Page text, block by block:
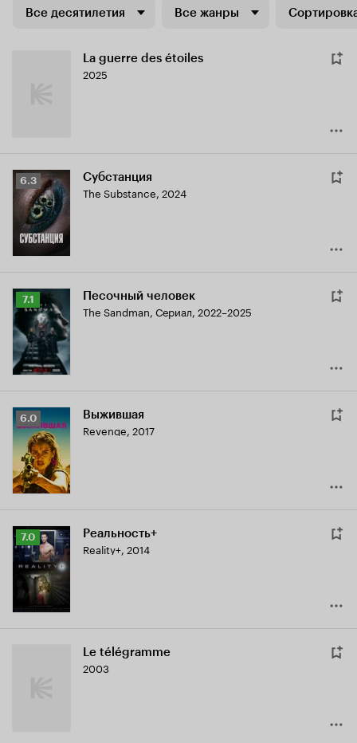
Все десятилетия Все жанры
La guerre des étoiles
2025
Рейтинг
Кинопоиска
6.3
6.3 Субстанция
The Substance, 2024
Рейтинг
Кинопоиска
7.1
7.1 Песочный человек
The Sandman, Сериал, 2022–2025
Рейтинг
Кинопоиска
6.0
6.0 Выжившая
Revenge, 2017
Рейтинг
Кинопоиска
7.0
7.0 Реальность+
Reality+, 2014
Le télégramme
2003